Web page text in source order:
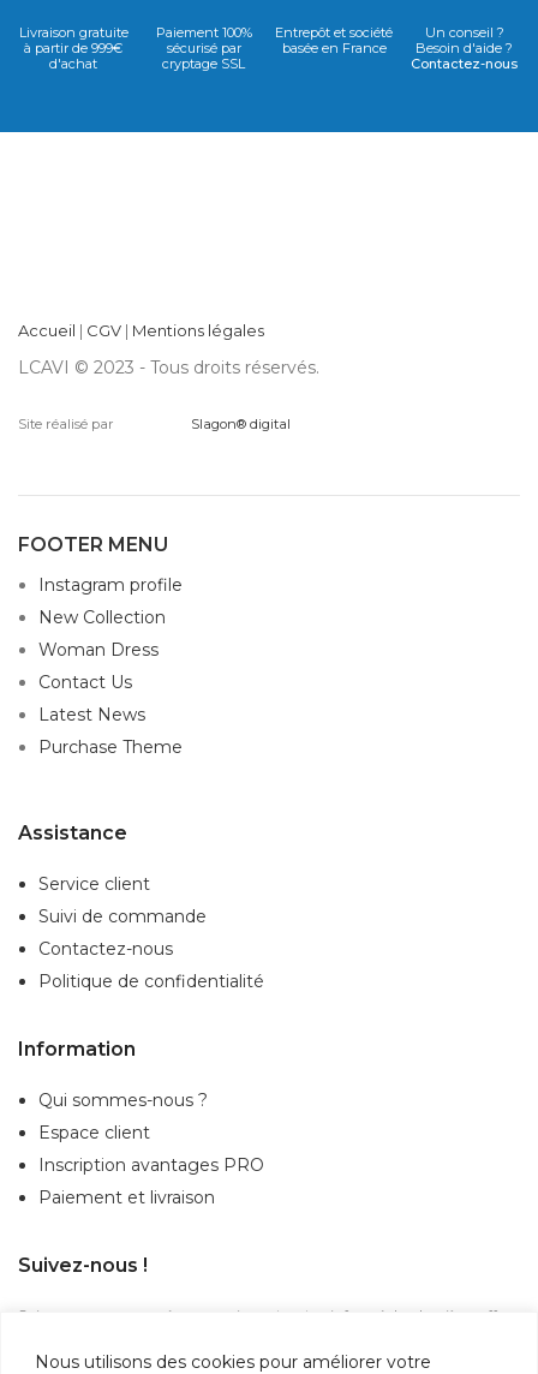
Nous utilisons des cookies pour améliorer votre
Livraison gratuite
à partir de 999€
d'achat
Paiement 100%
sécurisé par
cryptage SSL
Entrepôt et société
basée en France
Un conseil ?
Besoin d'aide ?
Contactez-nous
Accueil | CGV | Mentions légales
LCAVI © 2023 - Tous droits réservés.
Site réalisé par Slagon® digital
FOOTER MENU
Instagram profile
New Collection
Woman Dress
Contact Us
Latest News
Purchase Theme
Assistance
Service client
Suivi de commande
Contactez-nous
Politique de confidentialité
Information
Qui sommes-nous ?
Espace client
Inscription avantages PRO
Paiement et livraison
Suivez-nous !
Suivez-nous sur nos réseaux sociaux et restez informé des dernières offres,